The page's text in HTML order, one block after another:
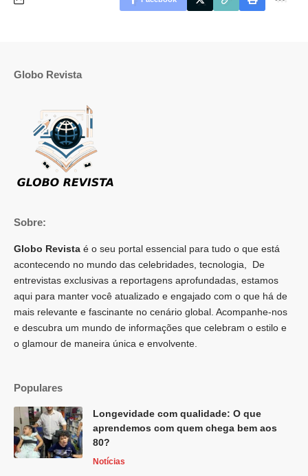
Globo Revista
Sobre:
Globo Revista é o seu portal essencial para tudo o que está
acontecendo no mundo das celebridades, tecnologia, De
entrevistas exclusivas a reportagens aprofundadas, estamos
aqui para manter você atualizado e engajado com o que há de
mais relevante e fascinante no cenário global. Acompanhe-nos
e descubra um mundo de informações que celebram o estilo e
o glamour de maneira única e envolvente.
Populares
Longevidade com qualidade: O que
aprendemos com quem chega bem aos
80?
Notícias